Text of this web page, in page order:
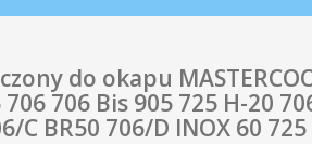
do okapu
706 706 Bis 905 725 H-20
C BR50 706/D INOX 60